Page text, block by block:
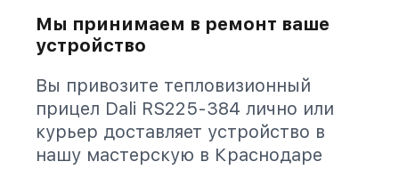
Мы принимаем в ремонт ваше
устройство
Вы привозите тепловизионный
прицел Dali RS225-384 лично или
курьер доставляет устройство в
нашу мастерскую в Краснодаре